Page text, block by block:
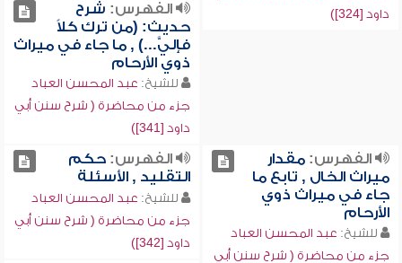
داود [324])
الفهرس: شرح
حديث: (من ترك كلاً
فإليَّ...) , ما جاء في ميراث
ذوي الأرحام
للشيخ: عبد المحسن العباد
جزء من محاضرة ( شرح سنن أبي
داود [341])
الفهرس:مقدار
ميراث الخال , تابع ما
جاء في ميراث ذوي
الأرحام
للشيخ: عبد المحسن العباد
جزء من محاضرة ( شرح سنن أبي
الفهرس:حكم
التقليد , الأسئلة
للشيخ: عبد المحسن العباد
جزء من محاضرة ( شرح سنن أبي
داود [342])